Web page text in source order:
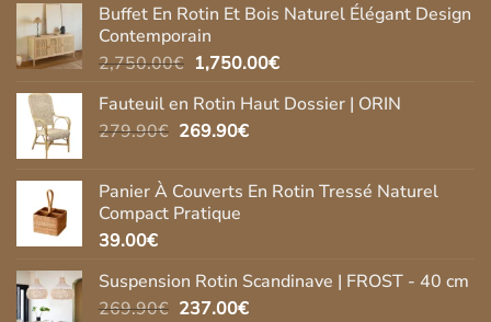
Buffet En Rotin Et Bois Naturel Élégant Design
Contemporain
2,750.00€ Le
initial
était :
1,750.00€Le
actuel
Fauteuil en Rotin Haut Dossier | ORIN
279.90€ Le
était :
279.90€.
269.90€Le
est :
Panier À Couverts En Rotin Tressé Naturel
Compact Pratique
39.00€
Suspension Rotin Scandinave | FROST - 40 cm
269.90€ Le
237.00€Le